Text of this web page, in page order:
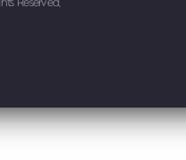
Reserved.